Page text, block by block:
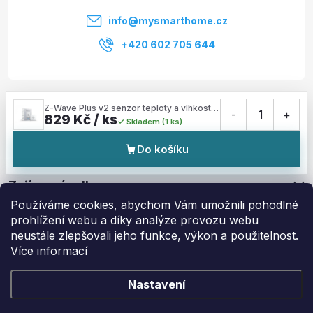
Používáme cookies, abychom Vám umožnili pohodlné
prohlížení webu a díky analýze provozu webu
neustále zlepšovali jeho funkce, výkon a použitelnost.
Více informací
Nastavení
Služby
Zajímavé odkazy
info@mysmarthome.cz
+420 602 705 644
nastavení cookies
Z-Wave Plus v2 senzor teploty a vlhkosti - AEOTEC aërQ Temperature & Humidity Sensor (ZWA039-C)
829 Kč / ks Skladem (1 ks) - 1 +
Do košíku